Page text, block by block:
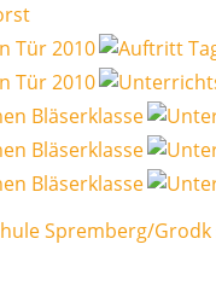
Spremberg/Grodk